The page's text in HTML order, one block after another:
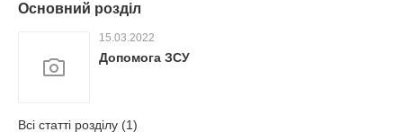
Основний розділ
15.03.2022
Допомога ЗСУ
Всі статті розділу (1)